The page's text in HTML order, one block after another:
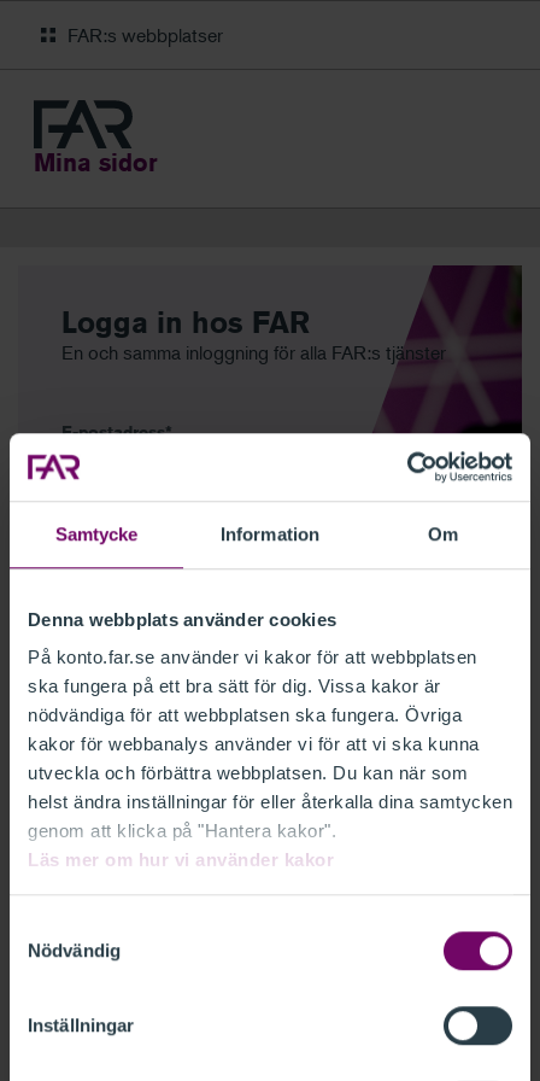
Samtycke Information Om
Denna webbplats använder cookies
På konto.far.se använder vi kakor för att webbplatsen
ska fungera på ett bra sätt för dig. Vissa kakor är
nödvändiga för att webbplatsen ska fungera. Övriga
kakor för webbanalys använder vi för att vi ska kunna
utveckla och förbättra webbplatsen. Du kan när som
helst ändra inställningar för eller återkalla dina samtycken
genom att klicka på "Hantera kakor".
Läs mer om hur vi använder kakor
Nödvändig
Inställningar
FAR:s webbplatser
Mina sidor
Logga in hos FAR
En och samma inloggning för alla FAR:s tjänster
E-postadress
Lösenord
Glömt lösenord?
Kom ihåg mig
LOGGA IN
Som ny kund behöver du skapa en inloggning. Det
Medlem i FAR